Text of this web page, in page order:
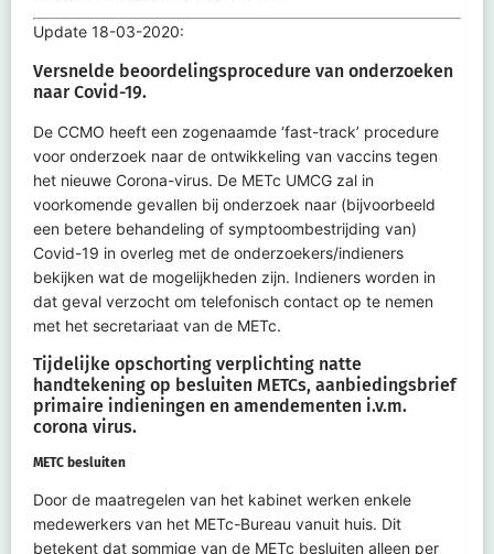
Update 18-03-2020:
Versnelde beoordelingsprocedure van onderzoeken
naar Covid-19.
De CCMO heeft een zogenaamde ‘fast-track’ procedure
voor onderzoek naar de ontwikkeling van vaccins tegen
het nieuwe Corona-virus. De METc UMCG zal in
voorkomende gevallen bij onderzoek naar (bijvoorbeeld
een betere behandeling of symptoombestrijding van)
Covid-19 in overleg met de onderzoekers/indieners
bekijken wat de mogelijkheden zijn. Indieners worden in
dat geval verzocht om telefonisch contact op te nemen
met het secretariaat van de METc.
Tijdelijke opschorting verplichting natte
handtekening op besluiten METCs, aanbiedingsbrief
primaire indieningen en amendementen i.v.m.
corona virus.
METC besluiten
Door de maatregelen van het kabinet werken enkele
medewerkers van het METc-Bureau vanuit huis. Dit
betekent dat sommige van de METc besluiten alleen per